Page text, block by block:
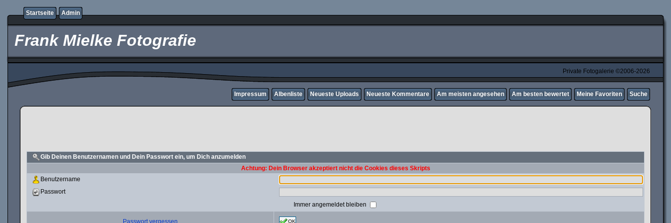
Startseite Admin
Frank Mielke Fotografie
Private Fotogalerie ©2006-2026
Impressum Albenliste Neueste Uploads Neueste Kommentare Am meisten angesehen Am besten bewertet Meine Favoriten Suche
Gib Deinen Benutzernamen und Dein Passwort ein, um Dich anzumelden
Achtung: Dein Browser akzeptiert nicht die Cookies dieses Skripts
Benutzername
Passwort
Immer angemeldet bleiben
Passwort vergessen OK